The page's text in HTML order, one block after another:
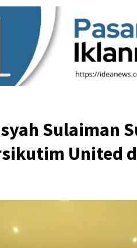
Sulaiman
United